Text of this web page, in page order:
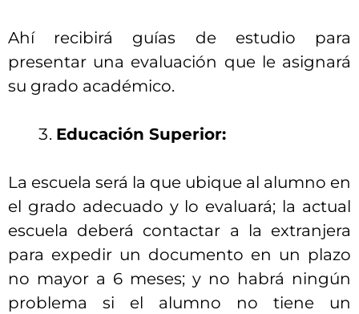
Ahí recibirá guías de estudio para
presentar una evaluación que le asignará
su grado académico.
Educación Superior:
La escuela será la que ubique al alumno en
el grado adecuado y lo evaluará; la actual
escuela deberá contactar a la extranjera
para expedir un documento en un plazo
no mayor a 6 meses; y no habrá ningún
problema si el alumno no tiene un